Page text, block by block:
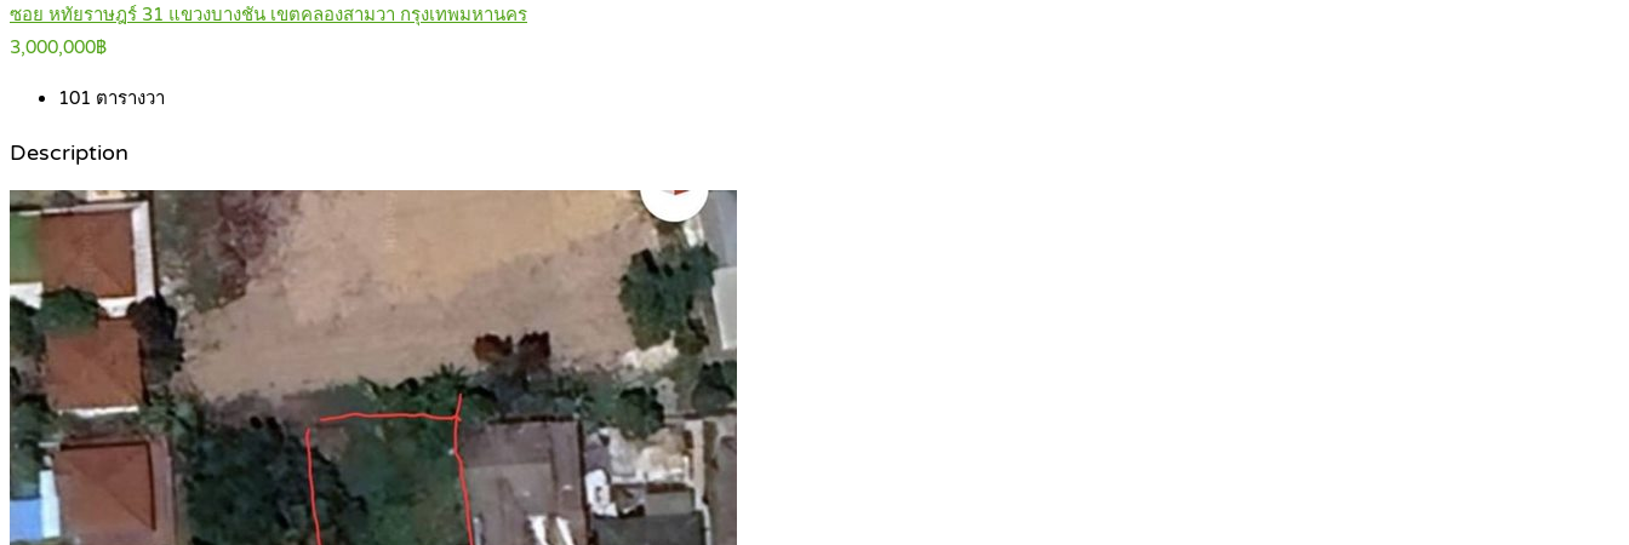
ซอย หทัยราษฎร์ 31 แขวงบางชัน เขตคลองสามวา กรุงเทพมหานคร
3,000,000฿
101 ตารางวา
Description